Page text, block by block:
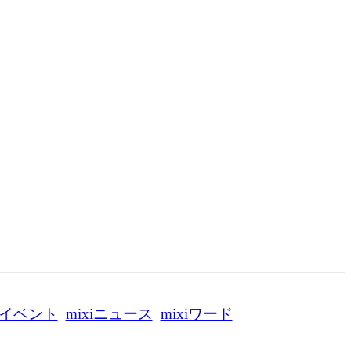
イベント mixiニュース mixiワード